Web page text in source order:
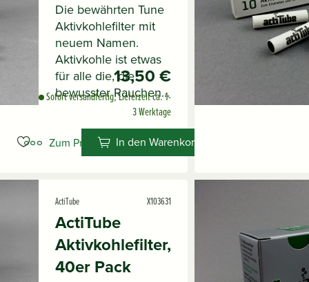
Die bewährten Tune
Aktivkohlefilter mit
neuem Namen.
Aktivkohle ist etwas
für alle die, die
bewusster Rauchen...
13,50 €
Sofort versandfertig, Lieferzeit ca. 1-
3 Werktage
In den Warenkorb
Zum Produkt
ActiTube X103631
ActiTube
Aktivkohlefilter,
40er Pack